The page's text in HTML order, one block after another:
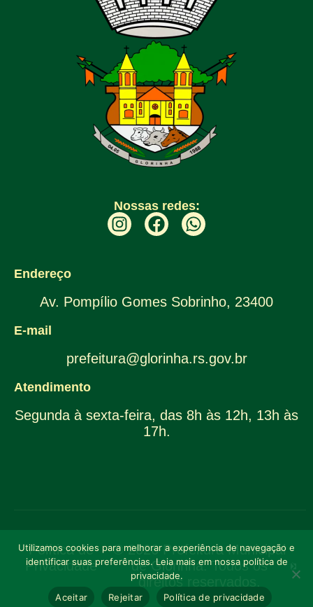
Nossas redes:
Endereço
Av. Pompílio Gomes Sobrinho, 23400
E-mail
prefeitura@glorinha.rs.gov.br
Atendimento
Segunda à sexta-feira, das 8h às 12h, 13h às
17h.
Política de
Privacidade
© 2026 Prefeitura Municipal
de Glorinha. Todos os
direitos reservados.
Utilizamos cookies para melhorar a experiência de navegação e
identificar suas preferências. Leia mais em nossa política de
privacidade.
Aceitar
Rejeitar Política de privacidade